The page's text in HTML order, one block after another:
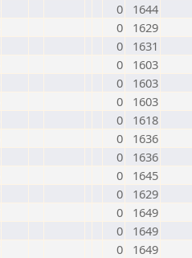
0
1644
0
1629
0
1631
0
1603
0
1603
0
1603
0
1618
0
1636
0
1636
0
1645
0
1629
0
1649
0
1649
0
1649